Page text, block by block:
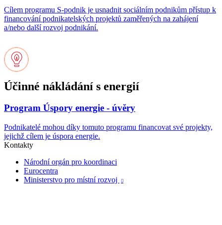
Cílem programu S-podnik je usnadnit sociálním podnikům přístup k
financování podnikatelských projektů zaměřených na zahájení
a/nebo další rozvoj podnikání.
Účinné nákládání s energií
Program Úspory energie - úvěry
Podnikatelé mohou díky tomuto programu financovat své projekty,
jejichž cílem je úspora energie.
Kontakty
Národní orgán pro koordinaci
Eurocentra
Ministerstvo pro místní rozvoj
